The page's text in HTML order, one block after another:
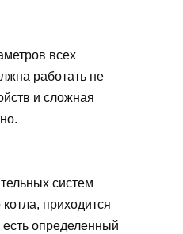
всех
работать не
и сложная
систем
приходится
есть определенный